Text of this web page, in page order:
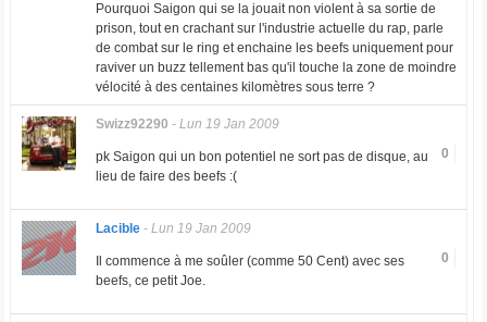
Pourquoi Saigon qui se la jouait non violent à sa sortie de
prison, tout en crachant sur l'industrie actuelle du rap, parle
de combat sur le ring et enchaine les beefs uniquement pour
raviver un buzz tellement bas qu'il touche la zone de moindre
vélocité à des centaines kilomètres sous terre ?
Swizz92290 - Lun 19 Jan 2009
0
pk Saigon qui un bon potentiel ne sort pas de disque, au
lieu de faire des beefs :(
Lacible- Lun 19 Jan 2009
0
Il commence à me soûler (comme 50 Cent) avec ses
beefs, ce petit Joe.